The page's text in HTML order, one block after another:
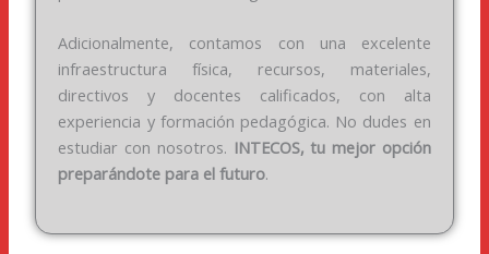
Adicionalmente, contamos con una excelente
infraestructura física, recursos, materiales,
directivos y docentes calificados, con alta
experiencia y formación pedagógica. No dudes en
estudiar con nosotros. INTECOS, tu mejor opción
preparándote para el futuro.